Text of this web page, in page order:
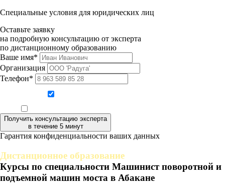
Специальные условия для юридических лиц
Оставьте заявку
на подробную консультацию от эксперта
по дистанционному образованию
Ваше имя*
Организация
Телефон*
Получить консультацию эксперта
в течение 5 минут
Гарантия конфиденциальности ваших данных
Дистанционное образование
Курсы по специальности Машинист поворотной и
подъемной машин моста в Абакане